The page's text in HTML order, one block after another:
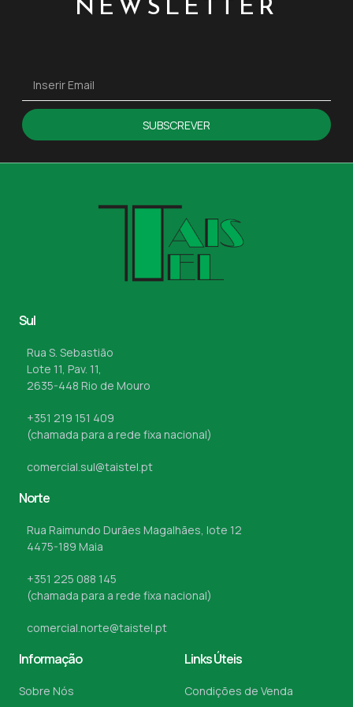
NEWSLETTER
SUBSCREVER
Sul
Rua S. Sebastião
Lote 11, Pav. 11,
2635-448 Rio de Mouro
+351 219 151 409
(chamada para a rede fixa nacional)
comercial.sul@taistel.pt
Norte
Rua Raimundo Durães Magalhães, lote 12
4475-189 Maia
+351 225 088 145
(chamada para a rede fixa nacional)
comercial.norte@taistel.pt
Informação
Sobre Nós
Links Úteis
Condições de Venda